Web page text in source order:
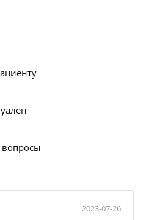
вопросы
2023-07-26